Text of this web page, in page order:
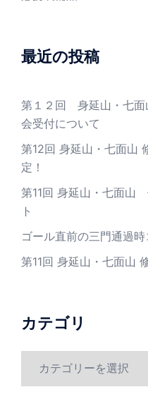
最近の投稿
第１２回 身延山・七
会受付について
第12回 身延山・七面山
定！
第11回 身延山・七面
ト
ゴール直前の三門通過
第11回 身延山・七面山
カテゴリ